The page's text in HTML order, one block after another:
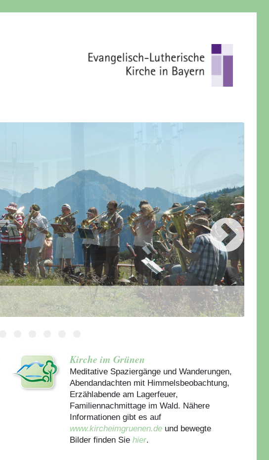
Kirche im Grünen
Meditative Spaziergänge und Wanderungen,
Abendandachten mit Himmelsbeobachtung,
Erzählabende am Lagerfeuer,
Familiennachmittage im Wald. Nähere
Informationen gibt es auf
www.kircheimgruenen.deund bewegte
Bilder finden Siehier.